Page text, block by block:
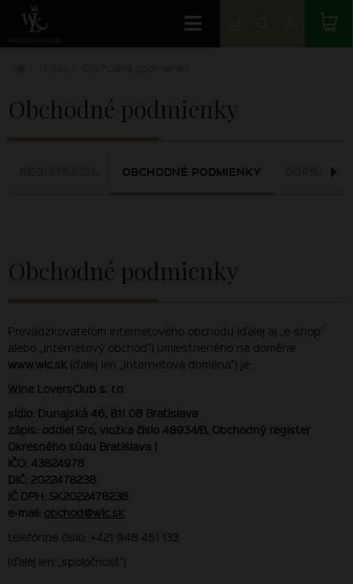
Obchodné podmienky
OBCHODNÉ PODMIENKY DOPRAVA
Obchodné podmienky
Prevádzkovateľom internetového obchodu (ďalej aj „e-shop"
alebo „internetový obchod") umiestneného na doméne
www.wlc.sk (ďalej len „internetová doména") je:
Wine LoversClub s. r.o.
sídlo: Dunajská 46, 811 08 Bratislava
zápis: oddiel Sro, vložka číslo 48934/B, Obchodný register
Okresného súdu Bratislava I
IČO: 43824978
DIČ: 2022478238
IČ DPH: SK2022478238
e-mail: obchod@wlc.sk
telefónne číslo: +421 948 451 133
(ďalej len „spoločnosť")